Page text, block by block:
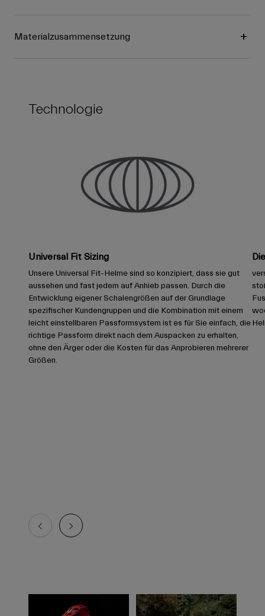
Materialzusammensetzung
Technologie
Universal Fit Sizing
Unsere Universal Fit-Helme sind so konzipiert, dass sie gut
aussehen und fast jedem auf Anhieb passen. Durch die
Entwicklung eigener Schalengrößen auf der Grundlage
spezifischer Kundengruppen und die Kombination mit einem
leicht einstellbaren Passformsystem ist es für Sie einfach, die
richtige Passform direkt nach dem Auspacken zu erhalten,
ohne den Ärger oder die Kosten für das Anprobieren mehrerer
Größen.